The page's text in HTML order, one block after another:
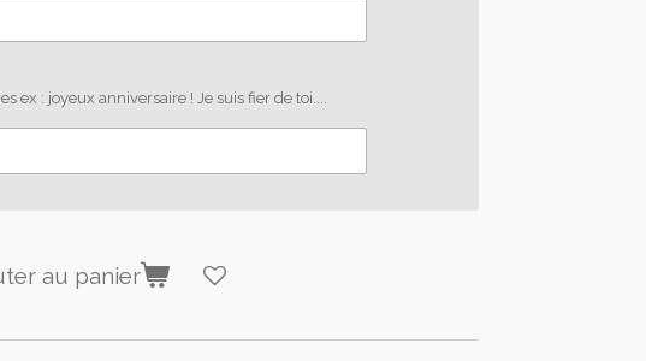
ex : joyeux anniversaire ! Je suis fier de toi....
au panier